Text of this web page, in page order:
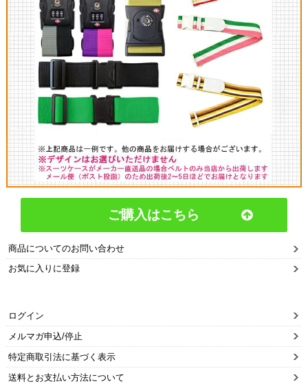
ご購入はこちら
商品についてのお問い合わせ
お気に入りに登録
ログイン
メルマガ申込/停止
特定商取引法に基づく表示
送料とお支払い方法について